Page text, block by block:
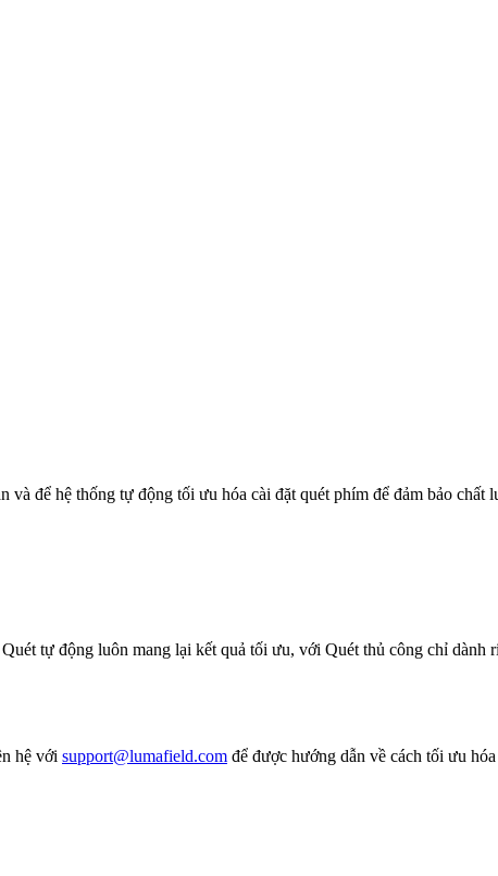
để hệ thống tự động tối ưu hóa cài đặt quét phím để đảm bảo chất
tự động luôn mang lại kết quả tối ưu, với Quét thủ công chỉ dành
hệ với support@lumafield.com để được hướng dẫn về cách tối ưu